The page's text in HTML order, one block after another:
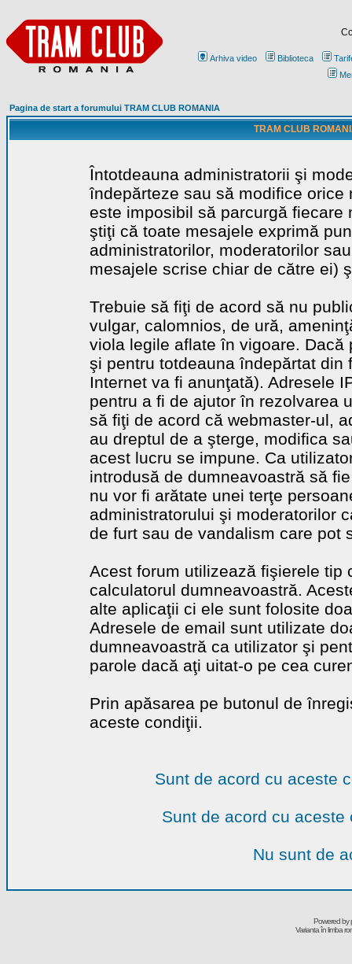
Arhiva video Biblioteca
Pagina de start a forumului TRAM CLUB ROMANIA
TRAM CLUB
Întotdeauna administratorii şi
îndepărteze sau să modifice
este imposibil să parcurgă
ştiţi că toate mesajele exprimă
administratorilor, moderatorilor
mesajele scrise chiar de către ei)
Trebuie să fiţi de acord să nu
vulgar, calomnios, de ură,
viola legile aflate în vigoare.
şi pentru totdeauna îndepărtat
Internet va fi anunţată). Adresele
pentru a fi de ajutor în rezolvarea
să fiţi de acord că webmaster-ul,
au dreptul de a şterge, modifica
acest lucru se impune. Ca
introdusă de dumneavoastră să
nu vor fi arătate unei terţe
administratorului şi moderatorilor
de furt sau de vandalism care pot
Acest forum utilizează fişierele tip
calculatorul dumneavoastră.
alte aplicaţii ci ele sunt folosite
Adresele de email sunt utilizate
dumneavoastră ca utilizator şi
parole dacă aţi uitat-o pe cea
Prin apăsarea pe butonul de
aceste condiţii.
Sunt de acord cu aceste
Sunt de acord cu
Nu sunt de
Powered by
Varianta în limba